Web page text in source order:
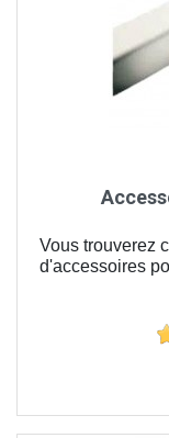
Vous trouverez
d'accessoires